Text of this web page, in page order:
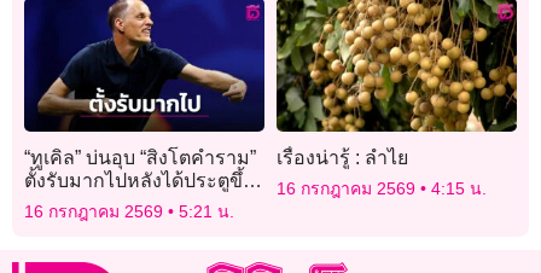
“ทูเคิล” บ่นอุบ “สิงโตคำราม”
ตั้งรับมากไปหลังได้ประตูขึ้น
นำ
16 กรกฎาคม 2569 5:21 น.
เรื่องน่ารู้ : ลำไย
16 กรกฎาคม 2569 4:15 น.